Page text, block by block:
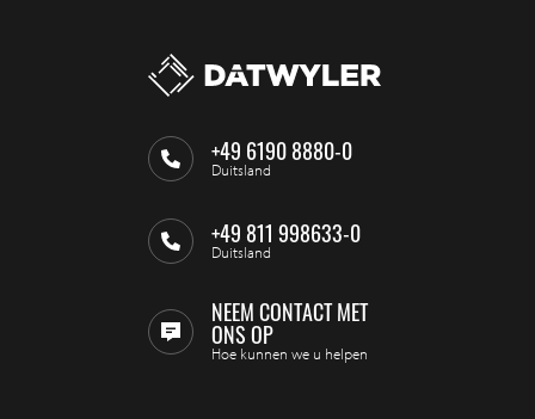
+49 6190 8880-0
Duitsland
+49 811 998633-0
Duitsland
NEEM CONTACT MET
ONS OP
Hoe kunnen we u helpen